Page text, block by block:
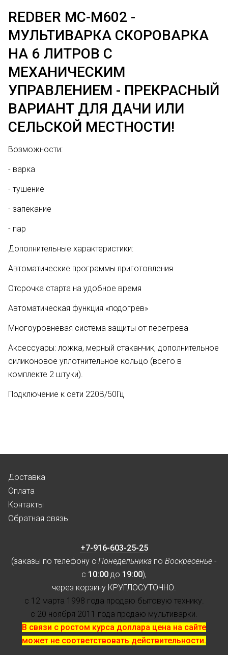
REDBER MC-M602 -
МУЛЬТИВАРКА СКОРОВАРКА
НА 6 ЛИТРОВ С
МЕХАНИЧЕСКИМ
УПРАВЛЕНИЕМ - ПРЕКРАСНЫЙ
ВАРИАНТ ДЛЯ ДАЧИ ИЛИ
СЕЛЬСКОЙ МЕСТНОСТИ!
Возможности:
- варка
- тушение
- запекание
- пар
Дополнительные характеристики:
Автоматические программы приготовления
Отсрочка старта на удобное время
Автоматическая функция «подогрев»
Многоуровневая система защиты от перегрева
Аксессуары: ложка, мерный стаканчик, дополнительное
силиконовое уплотнительное кольцо (всего в
комплекте 2 штуки).
Подключение к сети 220В/50Гц
Доставка
Оплата
Контакты
Обратная связь
+7-916-603-25-25
(заказы по телефону с Понедельника по Воскресенье -
с 10:00 до 19:00),
через корзину КРУГЛОСУТОЧНО.
с 12 марта 1998 года продаю бытовую технику.
с 20 ноября 2011 года продаю мультиварки.
В связи с ростом курса доллара цена на сайте
может не соответствовать действительности.